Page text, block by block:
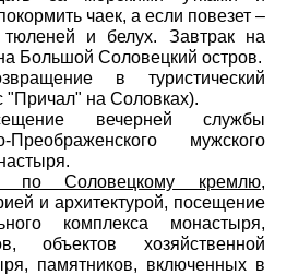
чаек, а если повезет –
тюленей и белух. Завтрак на
Большой Соловецкий остров.
в туристический
"Причал" на Соловках).
вечерней службы
мужского
по Соловецкому кремлю,
и архитектурой, посещение
комплекса монастыря,
объектов хозяйственной
памятников, включенных в